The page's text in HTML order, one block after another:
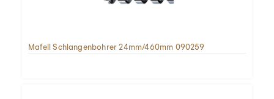
Mafell Schlangenbohrer 24mm/460mm 090259